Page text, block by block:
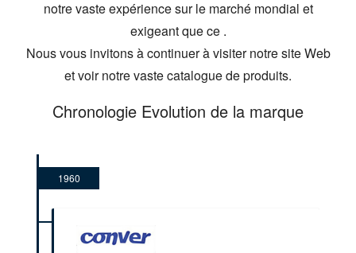
notre vaste expérience sur le marché mondial et
exigeant que ce .
Nous vous invitons à continuer à visiter notre site Web
et voir notre vaste catalogue de produits.
Chronologie Evolution de la marque
1960